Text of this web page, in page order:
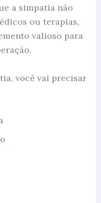
a simpatia não
ou terapias,
valioso para
você vai precisar